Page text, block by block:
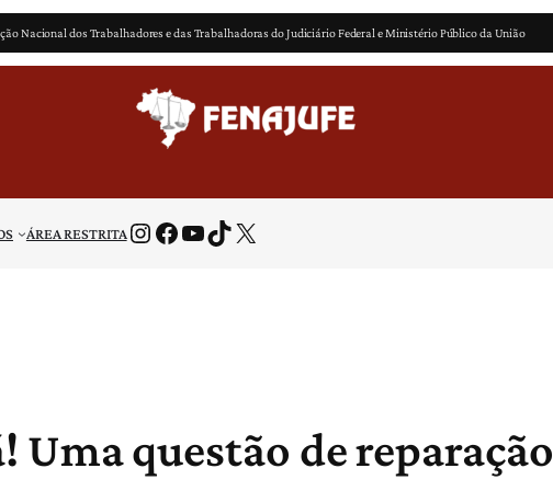
Nacional dos Trabalhadores e das Trabalhadoras do Judiciário Federal e Ministério Público da União
ÁREA RESTRITAInstagram Facebook Youtube TikTok X
questão de reparação